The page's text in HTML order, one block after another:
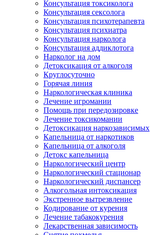
Консультация токсиколога
Консультация сексолога
Консультация психотерапевта
Консультация психиатра
Консультация нарколога
Консультация аддиклотога
Нарколог на дом
Детоксикация от алкоголя
Круглосуточно
Горячая линия
Наркологическая клиника
Лечение игромании
Помощь при передозировке
Лечение токсикомании
Детоксикация наркозависимых
Капельница от наркотиков
Капельница от алкоголя
Детокс капельница
Наркологический центр
Наркологический стационар
Наркологический диспансер
Алкогольная интоксикация
Экстренное вытрезвление
Кодирование от курения
Лечение табакокурения
Лекарственная зависимость